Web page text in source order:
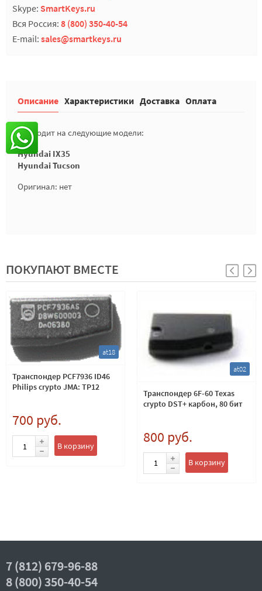
Skype: SmartKeys.ru
Вся Россия: 8 (800) 350-40-54
E-mail: sales@smartkeys.ru
Описание Характеристики Доставка Оплата
Подходит на следующие модели:
Hyundai IX35
Hyundai Tucson
Оригинал: нет
ПОКУПАЮТ ВМЕСТЕ
at18
Транспондер PCF7936 ID46
Philips crypto JMA: TP12
700 руб.
В корзину
at02
Транспондер 6F-60 Texas
crypto DST+ карбон, 80 бит
800 руб.
В корзину
7 (812) 679-96-88
8 (800) 350-40-54